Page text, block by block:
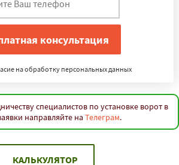
на обработку персональных данных
специалистов по установке ворот в
направляйте на Телеграм.
КАЛЬКУЛЯТОР